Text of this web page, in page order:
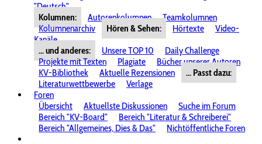
"Deutsch"
Kolumnen:
Autorenkolumnen
Teamkolumnen
Kolumnenarchiv
Hören & Sehen: Hörtexte
Video-
Kanäle
... und anderes:
Unsere TOP 10
Daily Challenge
Projekte mit Texten
Plagiate
Bücher unserer Autoren
KV-Bibliothek
Aktuelle Rezensionen
... Passt dazu:
Literaturwettbewerbe
Verlage
Foren
Übersicht
Aktuellste Diskussionen
Suche im Forum
Bereich "KV-Board"
Bereich "Literatur & Schreiberei"
Bereich "Allgemeines, Dies & Das"
Nichtöffentliche Foren